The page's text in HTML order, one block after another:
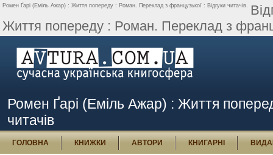
Ромен Ґарі (Еміль Ажар) : Життя попереду : Роман. Переклад з французької : Відгуки читачів.
Життя попереду : Роман. Переклад з
Ромен Ґарі (Еміль Ажар) : Життя
читачів
ГОЛОВНА КНИЖКИ АВТОРИ КНИГАРНІ